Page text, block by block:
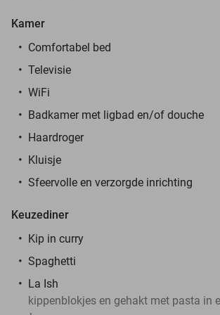
Kamer
Comfortabel bed
Televisie
WiFi
Badkamer met ligbad en/of douche
Haardroger
Kluisje
Sfeervolle en verzorgde inrichting
Keuzediner
Kip in curry
Spaghetti
La Ish
kippenblokjes en gehakt met pasta in